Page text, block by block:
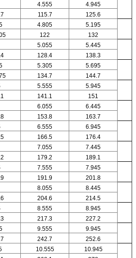
4.555 4.945
115.7
125.6
4.805 5.195
122
132
5.055 5.445
128.4
138.3
5.305 5.695
134.7
144.7
5.555 5.945
141.1
151
6.055 6.445
153.8
163.7
6.555 6.945
166.5
176.4
7.055 7.445
179.2
189.1
7.555 7.945
191.9
201.8
8.055 8.445
204.6
214.5
8.555 8.945
217.3
227.2
9.555 9.945
242.7
252.6
10.555 10.945